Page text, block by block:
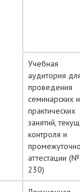
Учебная
аудитория
проведения
семинарских и
практических
занятий,
контроля и
аттестации
230)